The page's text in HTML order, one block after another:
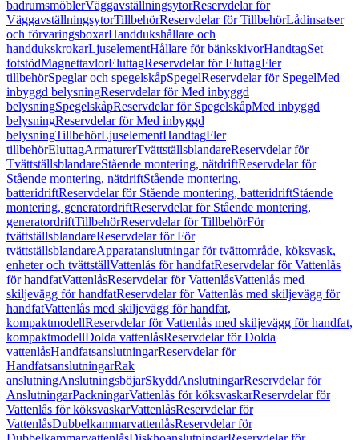
badrumsmöblerVäggavställningsytorReservdelar för
VäggavställningsytorTillbehörReservdelar för TillbehörLådinsatser
och förvaringsboxarHanddukshållare och
handdukskrokarLjuselementHållare för bänkskivorHandtagSet
fotstödMagnettavlorEluttagReservdelar för EluttagFler
tillbehörSpeglar och spegelskåpSpegelReservdelar för SpegelMed
inbyggd belysningReservdelar för Med inbyggd
belysningSpegelskåpReservdelar för SpegelskåpMed inbyggd
belysningReservdelar för Med inbyggd
belysningTillbehörLjuselementHandtagFler
tillbehörEluttagArmaturerTvättställsblandareReservdelar för
TvättställsblandareStående montering, nätdriftReservdelar för
Stående montering, nätdriftStående montering,
batteridriftReservdelar för Stående montering, batteridriftStående
montering, generatordriftReservdelar för Stående montering,
generatordriftTillbehörReservdelar för TillbehörFör
tvättställsblandareReservdelar för För
tvättställsblandareApparatanslutningar för tvättområde, köksvask,
enheter och tvättställVattenlås för handfatReservdelar för Vattenlås
för handfatVattenlåsReservdelar för VattenlåsVattenlås med
skiljevägg för handfatReservdelar för Vattenlås med skiljevägg för
handfatVattenlås med skiljevägg för handfat,
kompaktmodellReservdelar för Vattenlås med skiljevägg för handfat,
kompaktmodellDolda vattenlåsReservdelar för Dolda
vattenlåsHandfatsanslutningarReservdelar för
HandfatsanslutningarRak
anslutningAnslutningsböjarSkyddAnslutningarReservdelar för
AnslutningarPackningarVattenlås för köksvaskarReservdelar för
Vattenlås för köksvaskarVattenlåsReservdelar för
VattenlåsDubbelkammarvattenlåsReservdelar för